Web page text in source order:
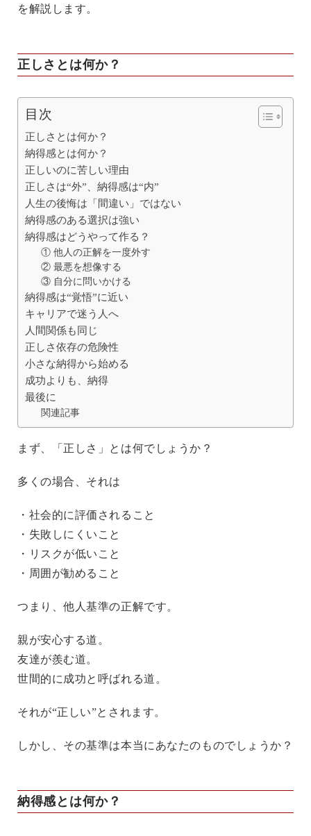
を解説します。
正しさとは何か？
目次
正しさとは何か？
納得感とは何か？
正しいのに苦しい理由
正しさは“外”、納得感は“内”
人生の後悔は「間違い」ではない
納得感のある選択は強い
納得感はどうやって作る？
① 他人の正解を一度外す
② 最悪を想像する
③ 自分に問いかける
納得感は“覚悟”に近い
キャリアで迷う人へ
人間関係も同じ
正しさ依存の危険性
小さな納得から始める
成功よりも、納得
最後に
関連記事
まず、「正しさ」とは何でしょうか？
多くの場合、それは
・社会的に評価されること
・失敗しにくいこと
・リスクが低いこと
・周囲が勧めること
つまり、他人基準の正解です。
親が安心する道。
友達が羨む道。
世間的に成功と呼ばれる道。
それが“正しい”とされます。
しかし、その基準は本当にあなたのものでしょうか？
納得感とは何か？